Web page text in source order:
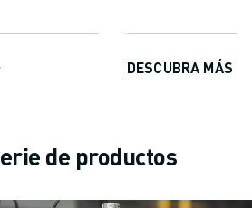
DESCUBRA MÁS
de productos